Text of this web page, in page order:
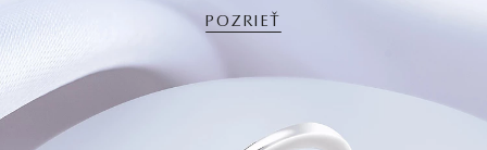
POZRIEŤ